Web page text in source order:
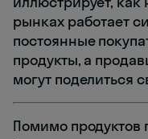
рынках работает
постоянные
продукты, а
могут поделиться
Помимо продуктов